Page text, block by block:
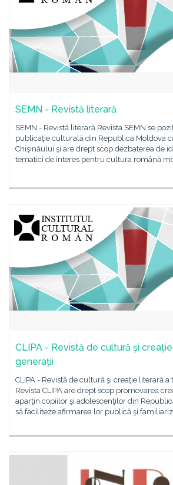
SEMN - Revistă literară
SEMN - Revistă literară Revista SEMN se
publicaţie culturală din Republica Moldova
Chişinăului şi are drept scop dezbaterea de
tematici de interes pentru cultura română
CLIPA - Revistă de cultură şi
generaţii
CLIPA - Revistă de cultură şi creaţie literară a
Revista CLIPA are drept scop promovarea
aparţin copiilor şi adolescenţilor din
să faciliteze afirmarea lor publică şi